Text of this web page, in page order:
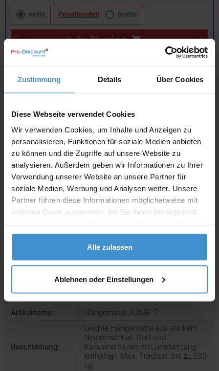
Zustimmung Details Über Cookies
Diese Webseite verwendet Cookies
Wir verwenden Cookies, um Inhalte und Anzeigen zu
personalisieren, Funktionen für soziale Medien anbieten
zu können und die Zugriffe auf unsere Website zu
analysieren. Außerdem geben wir Informationen zu Ihrer
Verwendung unserer Website an unsere Partner für
soziale Medien, Werbung und Analysen weiter. Unsere
Partner führen diese Informationen möglicherweise mit
weiteren Daten zusammen, die Sie ihnen bereitgestellt
gesammelt haben.
Alle zulassen
Ablehnen oder Einstellungen
netto Privatkunden brutto
In den Warenkorb
Angebot drucken
Lieferzeiten
Artikel mit Werbeanbringung: ca. 10 Werktage
Muster mit Ihrer
Werbeanbringung zur Freigabe
der Produktion:
ca. 10 Werktage
Artikel ohne Werbeanbringung: ca. 3 - 5 Werktage
Muster bestellen
Produktinformationen zu diesem Werbeartikel
Artikelname:
Hängematte JUNGLE
Beschreibung:
Leichte Hängematte aus starkem
Nylonmaterial. Gurt und
Karabinerhaken im Lieferumfang
enthalten. Max. Traglast: bis zu 200
kg.